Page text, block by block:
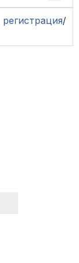
регистрация/